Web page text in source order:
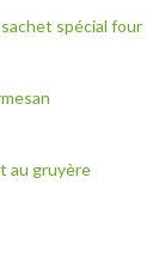
spécial four
au gruyère